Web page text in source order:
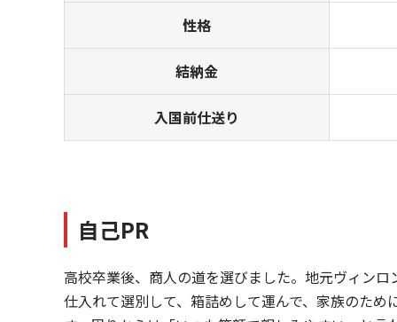
性格
結納金
入国前仕送り
自己PR
高校卒業後、商人の道を選びました。地元ヴィン
仕入れて選別して、箱詰めして運んで、家族のため